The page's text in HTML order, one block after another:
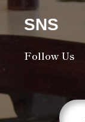
SNS
Follow Us